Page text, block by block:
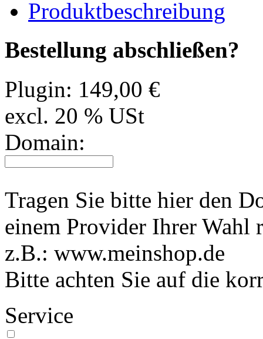
Produktbeschreibung
Bestellung abschließen?
Plugin: 149,00 €
excl. 20 % USt
Domain:
Tragen Sie bitte hier den
einem Provider Ihrer Wahl
z.B.: www.meinshop.de
Bitte achten Sie auf die
Service